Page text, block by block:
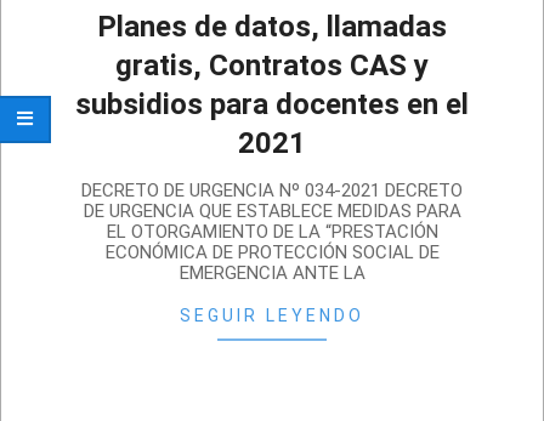
Planes de datos, llamadas
gratis, Contratos CAS y
subsidios para docentes en el
2021
04-
DECRETO DE URGENCIA Nº 034-2021 DECRETO
DE URGENCIA QUE ESTABLECE MEDIDAS PARA
EL OTORGAMIENTO DE LA “PRESTACIÓN
ECONÓMICA DE PROTECCIÓN SOCIAL DE
EMERGENCIA ANTE LA
SEGUIR LEYENDO